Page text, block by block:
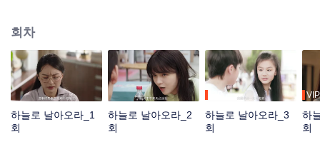
추어였지만 의기소침해하던 리옌하오는 이곳에서 새로운 목표를 찾게 된다.
회차
하늘로 날아오라_1
회
하늘로 날아오라_2
회
하늘로 날아오라_3
회
VIP
하
회